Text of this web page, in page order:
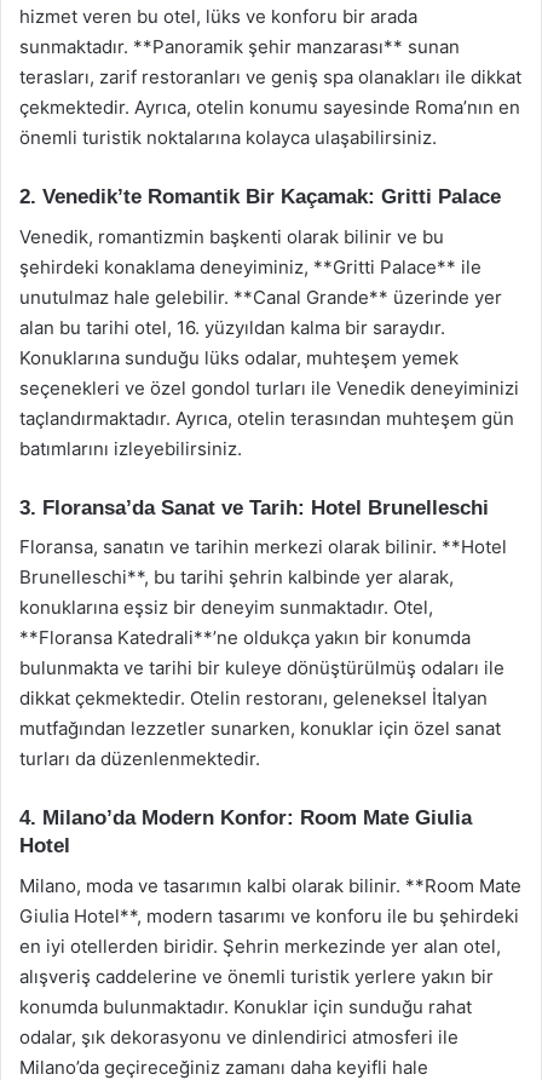
hizmet veren bu otel, lüks ve konforu bir arada
sunmaktadır. **Panoramik şehir manzarası** sunan
terasları, zarif restoranları ve geniş spa olanakları ile dikkat
çekmektedir. Ayrıca, otelin konumu sayesinde Roma’nın en
önemli turistik noktalarına kolayca ulaşabilirsiniz.
2. Venedik’te Romantik Bir Kaçamak: Gritti Palace
Venedik, romantizmin başkenti olarak bilinir ve bu
şehirdeki konaklama deneyiminiz, **Gritti Palace** ile
unutulmaz hale gelebilir. **Canal Grande** üzerinde yer
alan bu tarihi otel, 16. yüzyıldan kalma bir saraydır.
Konuklarına sunduğu lüks odalar, muhteşem yemek
seçenekleri ve özel gondol turları ile Venedik deneyiminizi
taçlandırmaktadır. Ayrıca, otelin terasından muhteşem gün
batımlarını izleyebilirsiniz.
3. Floransa’da Sanat ve Tarih: Hotel Brunelleschi
Floransa, sanatın ve tarihin merkezi olarak bilinir. **Hotel
Brunelleschi**, bu tarihi şehrin kalbinde yer alarak,
konuklarına eşsiz bir deneyim sunmaktadır. Otel,
**Floransa Katedrali**’ne oldukça yakın bir konumda
bulunmakta ve tarihi bir kuleye dönüştürülmüş odaları ile
dikkat çekmektedir. Otelin restoranı, geleneksel İtalyan
mutfağından lezzetler sunarken, konuklar için özel sanat
turları da düzenlenmektedir.
4. Milano’da Modern Konfor: Room Mate Giulia
Hotel
Milano, moda ve tasarımın kalbi olarak bilinir. **Room Mate
Giulia Hotel**, modern tasarımı ve konforu ile bu şehirdeki
en iyi otellerden biridir. Şehrin merkezinde yer alan otel,
alışveriş caddelerine ve önemli turistik yerlere yakın bir
konumda bulunmaktadır. Konuklar için sunduğu rahat
odalar, şık dekorasyonu ve dinlendirici atmosferi ile
Milano’da geçireceğiniz zamanı daha keyifli hale